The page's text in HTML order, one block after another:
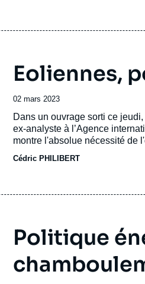
Eoliennes,
Date
de
publication
02 mars 2023
Accroche
Dans un ouvrage sorti ce
ex-analyste à l’Agence
montre l'absolue nécessité de
Cédric PHILIBERT
Politique